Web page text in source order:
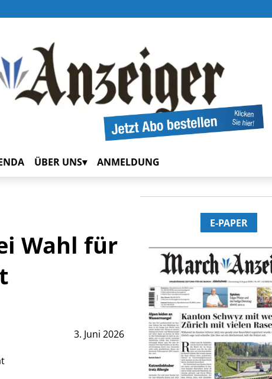
ÜBER UNS ANMELDUNG
3. Juni 2026
Wahl für
E-PAPER